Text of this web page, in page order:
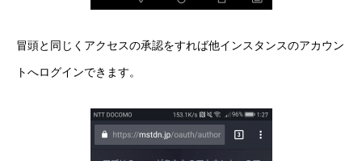
冒頭と同じくアクセスの承認をすれば他インスタンスのアカウン
トへログインできます。